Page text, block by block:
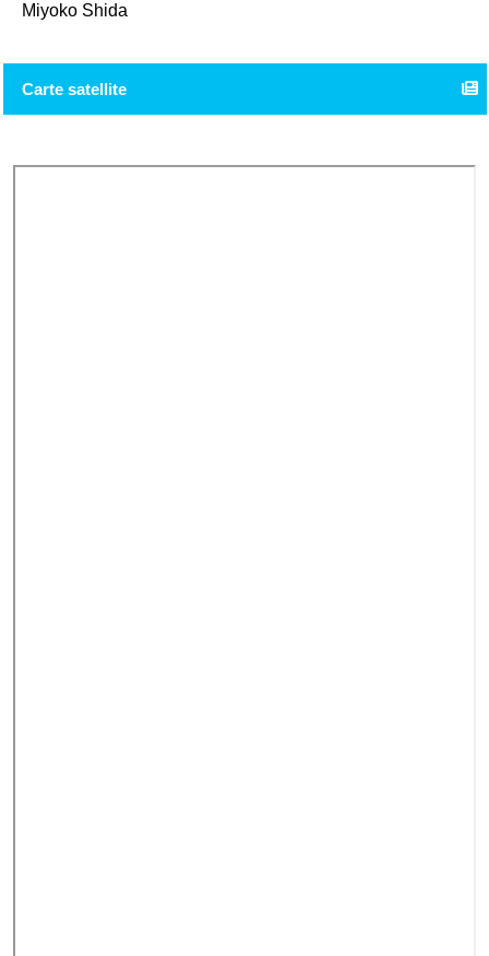
Miyoko Shida
Carte satellite